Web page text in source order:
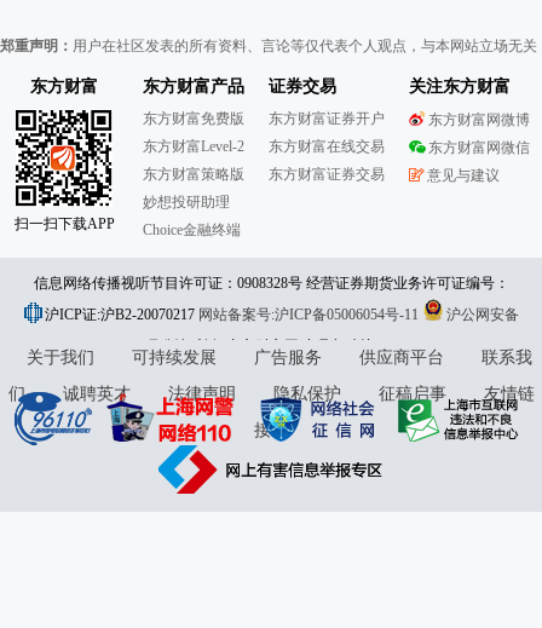
郑重声明： 用户在社区发表的所有资料、言论等仅代表个人观点，与本网站立场无
东方财富
扫一扫下载APP
东方财富产品
东方财富免费版
东方财富Level-2
东方财富策略版
妙想投研助理
Choice金融终端
证券交易
东方财富证券开户
东方财富在线交易
东方财富证券交易
关注东方财富
东方财富网微博
东方财富网微信
意见与建议
信息网络传播视听节目许可证：0908328号 经营证券期货业务许可证编号：
913101046312860336 违法和不良信息举报:021-61278686 举报邮箱：
jubao@eastmoney.com
沪ICP证:沪B2-20070217 网站备案号:沪ICP备05006054号-11
沪公网安备
31010402000120号版权所有:东方财富网意见与建议:4000300059/952500
关于我们 可持续发展 广告服务 供应商平台
联系我
们
诚聘英才 法律声明 隐私保护 征稿启事
友情链
接